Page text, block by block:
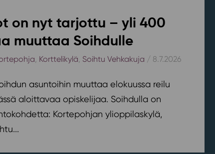
on nyt tarjottu – yli 400
muuttaa Soihdulle
, Korttelikylä, Soihtu Vehkakuja / 8.7.2026
asuntoihin muuttaa elokuussa reilu
aloittavaa opiskelijaa. Soihdulla on
Kortepohjan ylioppilaskylä,